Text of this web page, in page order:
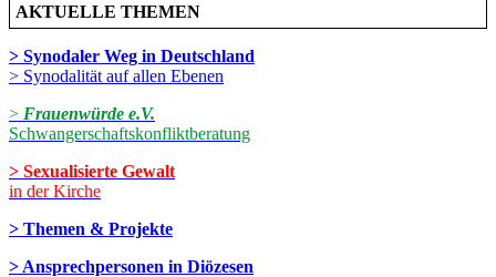
AKTUELLE THEMEN
> Synodaler Weg in Deutschland
> Synodalität auf allen Ebenen
> Frauenwürde e.V.
Schwangerschaftskonfliktberatung
> Sexualisierte Gewalt
in der Kirche
> Themen & Projekte
> Ansprechpersonen in Diözesen